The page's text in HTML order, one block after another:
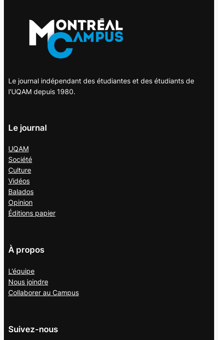
Le journal indépendant des étudiantes et des étudiants de
l'UQAM depuis 1980.
Le journal
UQAM
Société
Culture
Vidéos
Balados
Opinion
Éditions papier
À propos
L’équipe
Nous joindre
Collaborer au Campus
Suivez-nous